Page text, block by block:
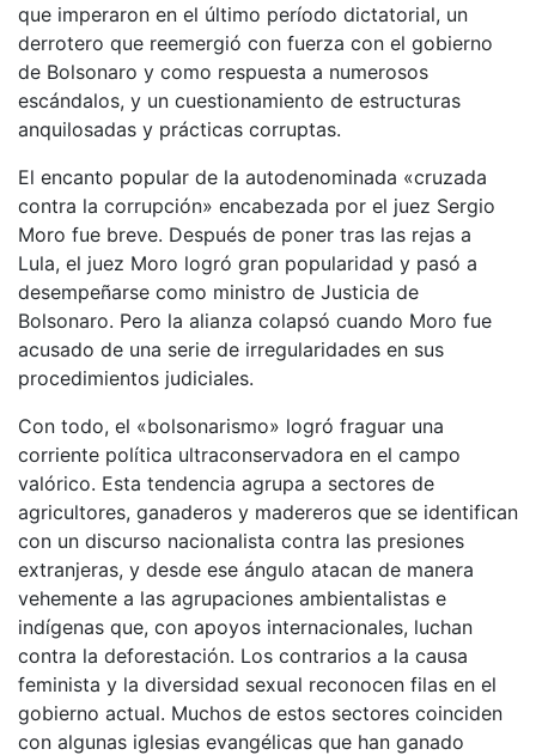
que imperaron en el último período dictatorial, un
derrotero que reemergió con fuerza con el gobierno
de Bolsonaro y como respuesta a numerosos
escándalos, y un cuestionamiento de estructuras
anquilosadas y prácticas corruptas.
El encanto popular de la autodenominada «cruzada
contra la corrupción» encabezada por el juez Sergio
Moro fue breve. Después de poner tras las rejas a
Lula, el juez Moro logró gran popularidad y pasó a
desempeñarse como ministro de Justicia de
Bolsonaro. Pero la alianza colapsó cuando Moro fue
acusado de una serie de irregularidades en sus
procedimientos judiciales.
Con todo, el «bolsonarismo» logró fraguar una
corriente política ultraconservadora en el campo
valórico. Esta tendencia agrupa a sectores de
agricultores, ganaderos y madereros que se identifican
con un discurso nacionalista contra las presiones
extranjeras, y desde ese ángulo atacan de manera
vehemente a las agrupaciones ambientalistas e
indígenas que, con apoyos internacionales, luchan
contra la deforestación. Los contrarios a la causa
feminista y la diversidad sexual reconocen filas en el
gobierno actual. Muchos de estos sectores coinciden
con algunas iglesias evangélicas que han ganado